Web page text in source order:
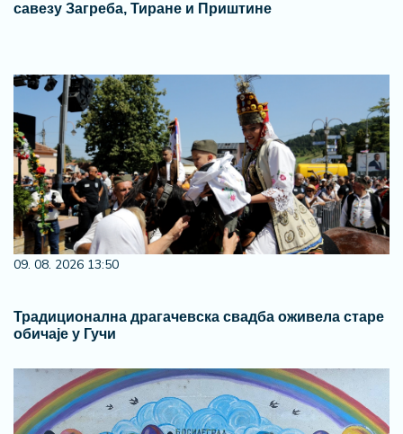
савезу Загреба, Тиране и Приштине
09. 08. 2026 13:50
Традиционална драгачевска свадба оживела старе
обичаје у Гучи